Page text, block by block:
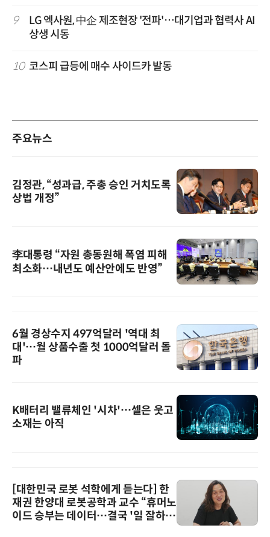
9
LG 엑사원, 中企 제조현장 '전파'…대기업과 협력사 AI
상생 시동
10 코스피 급등에 매수 사이드카 발동
주요뉴스
김정관, “성과급, 주총 승인 거치도록
상법 개정”
李대통령 “자원 총동원해 폭염 피해
최소화…내년도 예산안에도 반영”
6월 경상수지 497억달러 '역대 최
대'…월 상품수출 첫 1000억달러 돌
파
K배터리 밸류체인 '시차'…셀은 웃고
소재는 아직
[대한민국 로봇 석학에게 듣는다] 한
재권 한양대 로봇공학과 교수 “휴머노
이드 승부는 데이터…결국 '일 잘하는